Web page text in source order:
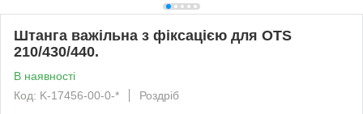
Штанга важільна з фіксацією для ОTS
210/430/440.
В наявності
Код: K-17456-00-0-*
Роздріб